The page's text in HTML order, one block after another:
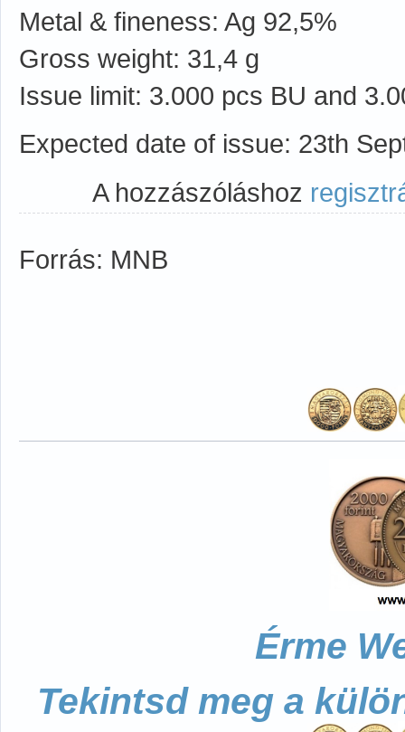
Metal & fineness: Ag 92,5%
Gross weight: 31,4 g
Issue limit: 3.000 pcs BU and
Expected date of issue: 23th
A hozzászóláshoz
Forrás: MNB
Érme
Tekintsd meg a